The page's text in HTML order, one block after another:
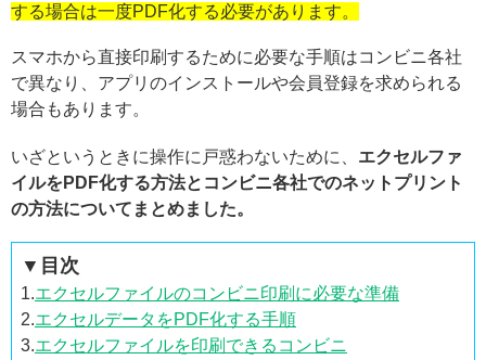
する場合は一度PDF化する必要があります。
スマホから直接印刷するために必要な手順はコンビニ各社
で異なり、アプリのインストールや会員登録を求められる
場合もあります。
いざというときに操作に戸惑わないために、 エクセルファ
イルをPDF化する方法とコンビニ各社でのネットプリント
の方法についてまとめました。
▼目次
1.エクセルファイルのコンビニ印刷に必要な準備
2.エクセルデータをPDF化する手順
3.エクセルファイルを印刷できるコンビニ